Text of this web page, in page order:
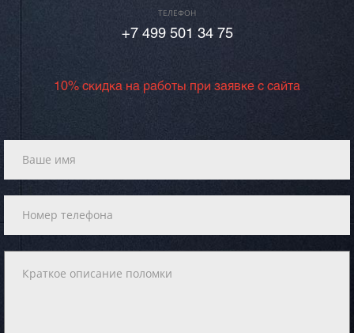
ТЕЛЕФОН
+7 499 501 34 75
10% скидка на работы при заявке с сайта